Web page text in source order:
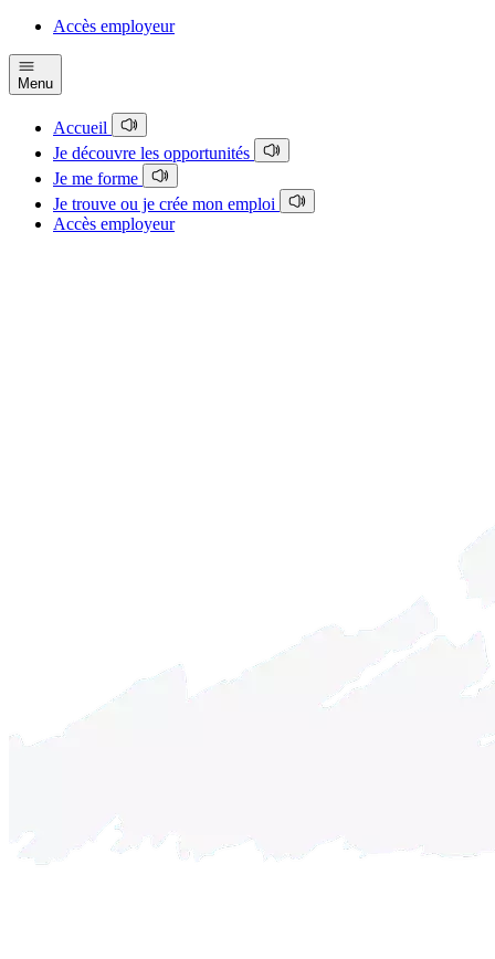
Accès employeur
Menu
Accueil
Je découvre les opportunités
Je me forme
Je trouve ou je crée mon emploi
Accès employeur